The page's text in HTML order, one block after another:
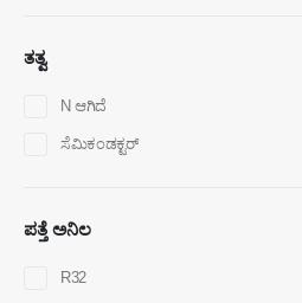
ತತ್ವ
N ಆಗಿದೆ
ಸೆಮಿಕಂಡಕ್ಟರ್
ಪತ್ತೆ ಅನಿಲ
R32
ದೂರವಿರು
ಇಮೇಲ್ ಕಳುಹಿಸು
ವಾಟ್ಸಾಪ್: +8618595618735